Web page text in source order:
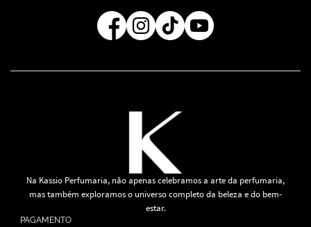
Regra de Frete Grátis
Na Kassio Perfumaria, não apenas celebramos a arte da perfumaria,
mas também exploramos o universo completo da beleza e do bem-
estar.
PAGAMENTO